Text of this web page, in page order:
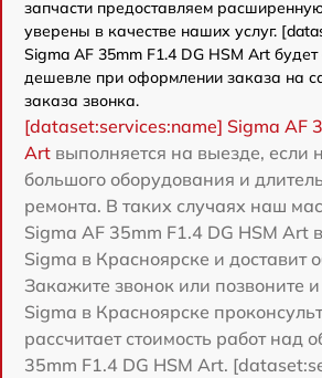
запчасти предоставляем
уверены в качестве наших услуг.
Sigma AF 35mm F1.4 DG HSM Art
дешевле при оформлении заказа на
заказа звонка.
[dataset:services:name] Sigma AF
Art выполняется на выезде, если
большого оборудования и
ремонта. В таких случаях наш
Sigma AF 35mm F1.4 DG HSM Art
Sigma в Красноярске и доставит
Закажите звонок или позвоните
Sigma в Красноярске
рассчитает стоимость работ над
35mm F1.4 DG HSM Art.